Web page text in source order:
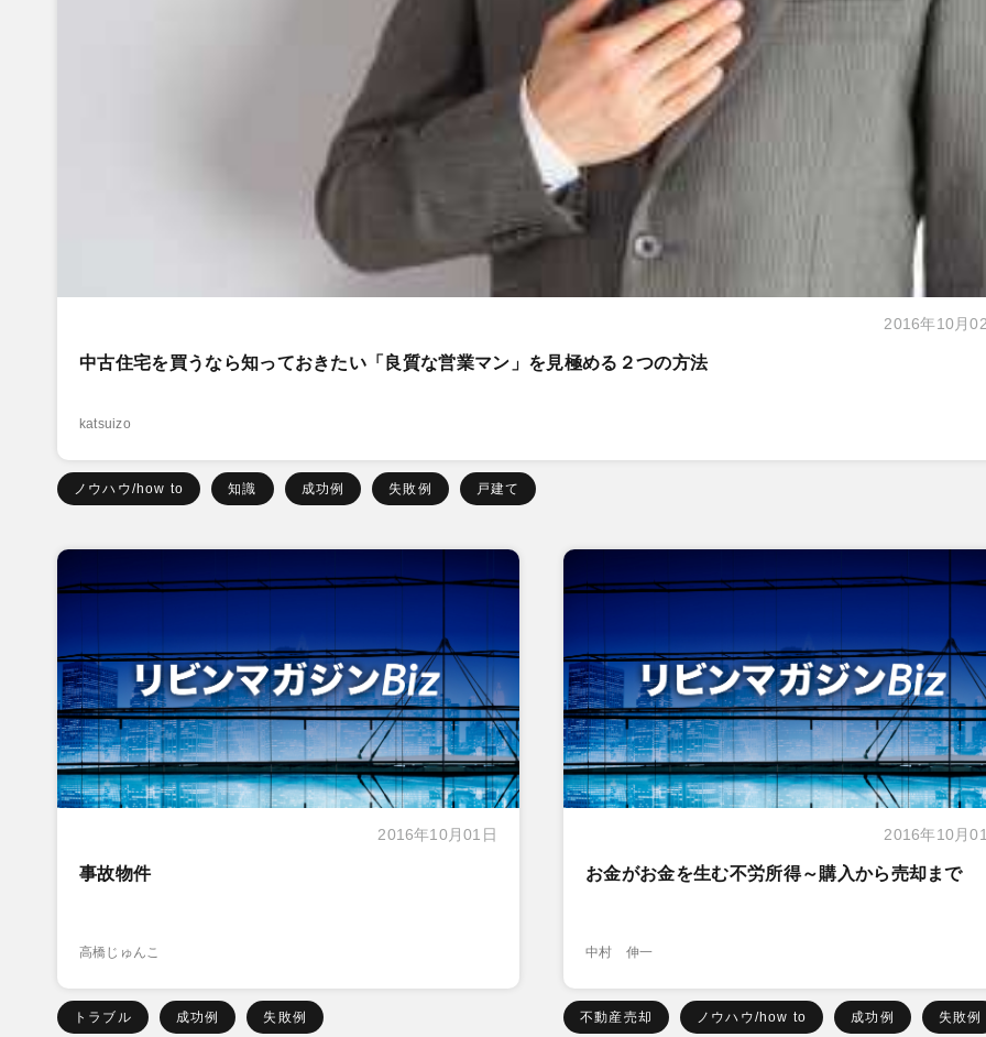
2016年10月
中古住宅を買うなら知っておきたい「良質な営業マン」を見極める２つの方法
katsuizo
ノウハウ/how to 知識 成功例 失敗例 戸建て
2016年10月01日
事故物件
高橋じゅんこ
トラブル 成功例 失敗例
2016年10月
お金がお金を生む不労所得～購入から売却まで
中村 伸一
不動産売却 ノウハウ/how to 成功例 失敗例